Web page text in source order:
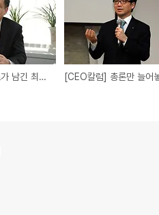
[CEO 칼럼] 잡스가 남긴 최고의 선물은 '도전'